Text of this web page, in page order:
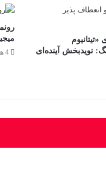
نویدبخش آینده‌ای
4 هفته پیش